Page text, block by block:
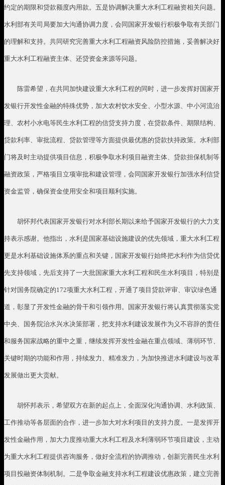
约定的期限和贷款额度内用款。五是协调解决重大水利工程融资相关问题。
水利部有关司局要加大沟通协调力度，会同国家开发银行积极争取有关部门
的理解和支持。共同研究完善重大水利工程融资风险防控措施，妥善解决好
重大水利工程融资主体、还贷资金来源等问题。
陈雷希望，在共同加快建设重大水利工程的同时，进一步发挥好国家开
发银行开发性金融的特殊优势，加大农村饮水安全、小型水源、中小河流治
理、农村小水电等民生水利工程的信贷支持力度，在贷款条件、期限结构、
贷款利率、审批流程、贷款管理等方面提供最优惠的贷款扶持政策。水利部
门将及时主动提供项目信息，积极争取水利项目融资主体、贷款担保机制等
融资政策，严格项目立项审批和建设管理，会同国家开发银行加强水利信贷
资金监管，确保资金使用安全和项目顺利实施。
胡怀邦代表国家开发银行对水利部长期以来给予国家开发银行的大力支
持表示感谢。他指出，水利是国家基础设施建设的优先领域，重大水利工程
更是水利基础设施体系的重点和关键，国家开发银行始终把水利作为信贷优
先支持领域，先后支持了一大批国家重大水利工程和民生水利项目，特别是
针对国务院确定的172项重大水利工程，开通了项目贷款评审、审议绿色通
道，彰显了开发性金融的骨干和引领作用。国家开发银行将认真贯彻落实党
中央、国务院治水兴水决策部署，把支持水利建设发展作为义不容辞的责任
和服务国家战略的重中之重，继续发挥开发性金融在重点领域、薄弱环节、
关键时期的功能和作用，持续发力、精准发力，为加快推进水利建设与改革
发展做出更大贡献。
胡怀邦表示，希望双方在新的起点上，全面深化沟通协调、水利政策、
工作推动等各层面的合作，进一步加大对水利项目的支持力度。一是发挥开
发性金融作用，加大力度推动重大水利工程及水利薄弱环节项目建设，主动
为重大水利工程提供咨询服务，做好全流程的协调推动，创新完善民生水利
项目投融资体制机制。二是争取金融支持水利工程建设优惠政策，建立完善